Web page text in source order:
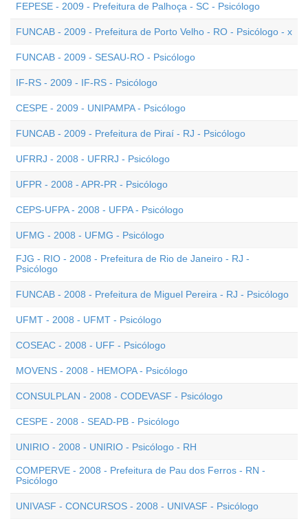
FEPESE - 2009 - Prefeitura de Palhoça - SC - Psicólogo
FUNCAB - 2009 - Prefeitura de Porto Velho - RO - Psicólogo - x
FUNCAB - 2009 - SESAU-RO - Psicólogo
IF-RS - 2009 - IF-RS - Psicólogo
CESPE - 2009 - UNIPAMPA - Psicólogo
FUNCAB - 2009 - Prefeitura de Piraí - RJ - Psicólogo
UFRRJ - 2008 - UFRRJ - Psicólogo
UFPR - 2008 - APR-PR - Psicólogo
CEPS-UFPA - 2008 - UFPA - Psicólogo
UFMG - 2008 - UFMG - Psicólogo
FJG - RIO - 2008 - Prefeitura de Rio de Janeiro - RJ -
Psicólogo
FUNCAB - 2008 - Prefeitura de Miguel Pereira - RJ - Psicólogo
UFMT - 2008 - UFMT - Psicólogo
COSEAC - 2008 - UFF - Psicólogo
MOVENS - 2008 - HEMOPA - Psicólogo
CONSULPLAN - 2008 - CODEVASF - Psicólogo
CESPE - 2008 - SEAD-PB - Psicólogo
UNIRIO - 2008 - UNIRIO - Psicólogo - RH
COMPERVE - 2008 - Prefeitura de Pau dos Ferros - RN -
Psicólogo
UNIVASF - CONCURSOS - 2008 - UNIVASF - Psicólogo